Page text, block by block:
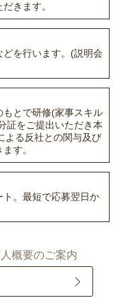
きます。
を行います。(説明会
とで研修(家事スキル
証をご提出いただき本
よる反社との関与及び
す。
ト。最短で応募翌日か
概要のご案内